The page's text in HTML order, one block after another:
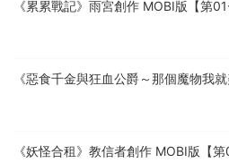
《累累戰記》雨宮創作 MOBI版【第
《惡食千金與狂血公爵～那個魔物我
《妖怪合租》教信者創作 MOBI版【第